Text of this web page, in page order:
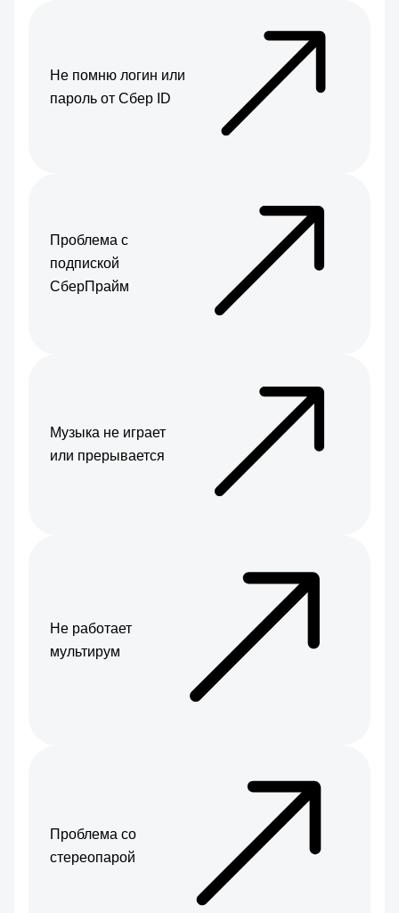
Не помню логин или
пароль от Сбер ID
Проблема с
подпиской
СберПрайм
Музыка не играет
или прерывается
Не работает
мультирум
Проблема со
стереопарой